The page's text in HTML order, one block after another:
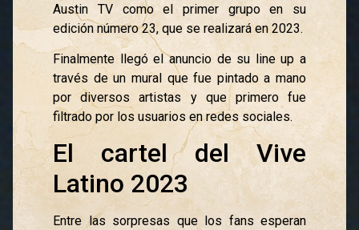
Austin TV como el primer grupo en su
edición número 23, que se realizará en 2023.
Finalmente llegó el anuncio de su line up a
través de un mural que fue pintado a mano
por diversos artistas y que primero fue
filtrado por los usuarios en redes sociales.
El cartel del Vive
Latino 2023
Entre las sorpresas que los fans esperan